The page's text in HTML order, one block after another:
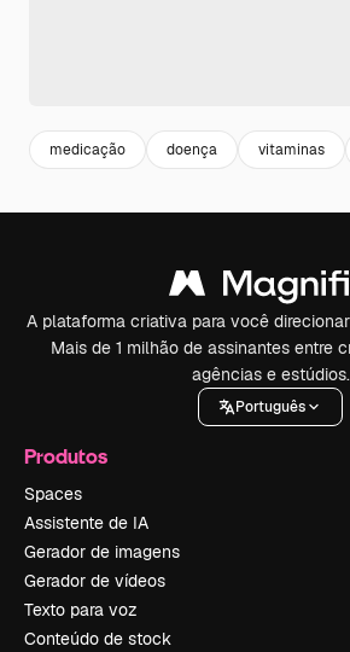
medicação doença vitaminas
A plataforma criativa para você
Mais de 1 milhão de assinantes entre
agências e estúdios.
Português
Produtos
Spaces
Assistente de IA
Gerador de imagens
Gerador de vídeos
Texto para voz
Conteúdo de stock